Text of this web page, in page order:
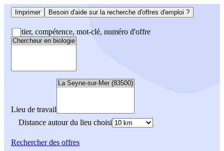
Imprimer Besoin d'aide sur la recherche d'offres d'emploi ?
Métier, compétence, mot-clé, numéro d'offre
Lieu de travail
Distance autour du lieu choisi
Rechercherdes offres